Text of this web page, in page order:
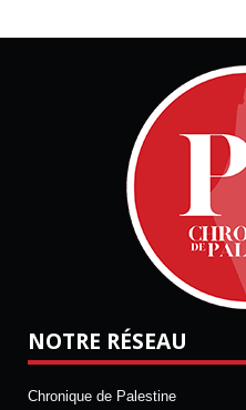
NOTRE RÉSEAU
Chronique de Palestine